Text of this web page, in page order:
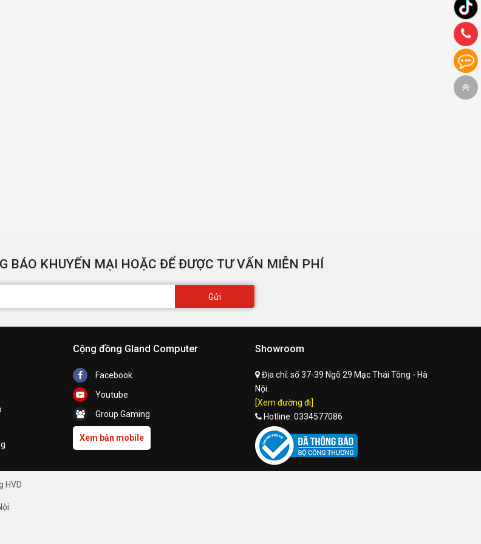
BÁO KHUYẾN MẠI HOẶC ĐỂ ĐƯỢC TƯ VẤN MIỄN PHÍ
Gửi
Cộng đồng Gland Computer
Facebook
Youtube
Group Gaming
Xem bản mobile
Showroom
Địa chỉ: số 37-39 Ngõ 29 Mạc Thái Tông - Hà
Nội.
[Xem đường đi]
Hotline: 0334577086
HVD